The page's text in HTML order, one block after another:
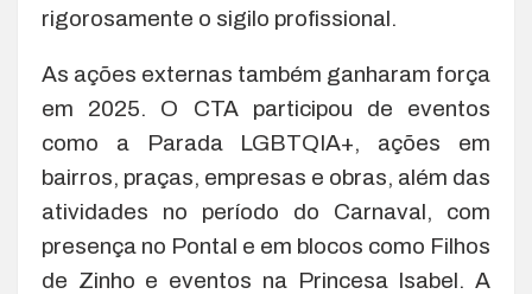
rigorosamente o sigilo profissional.
As ações externas também ganharam força
em 2025. O CTA participou de eventos
como a Parada LGBTQIA+, ações em
bairros, praças, empresas e obras, além das
atividades no período do Carnaval, com
presença no Pontal e em blocos como Filhos
de Zinho e eventos na Princesa Isabel. A